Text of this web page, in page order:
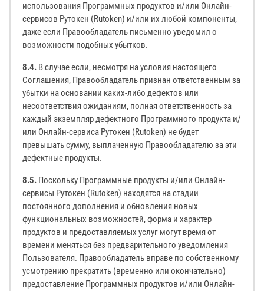
использования Программных продуктов и/или Онлайн-
сервисов Рутокен (Rutoken) и/или их любой компоненты,
даже если Правообладатель письменно уведомил о
возможности подобных убытков.
8.4. В случае если, несмотря на условия настоящего
Соглашения, Правообладатель признан ответственным за
убытки на основании каких-либо дефектов или
несоответствия ожиданиям, полная ответственность за
каждый экземпляр дефектного Программного продукта и/
или Онлайн-сервиса Рутокен (Rutoken) не будет
превышать сумму, выплаченную Правообладателю за эти
дефектные продукты.
8.5. Поскольку Программные продукты и/или Онлайн-
сервисы Рутокен (Rutoken) находятся на стадии
постоянного дополнения и обновления новых
функциональных возможностей, форма и характер
продуктов и предоставляемых услуг могут время от
времени меняться без предварительного уведомления
Пользователя. Правообладатель вправе по собственному
усмотрению прекратить (временно или окончательно)
предоставление Программных продуктов и/или Онлайн-